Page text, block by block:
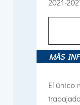
2021-
MÁS
El único